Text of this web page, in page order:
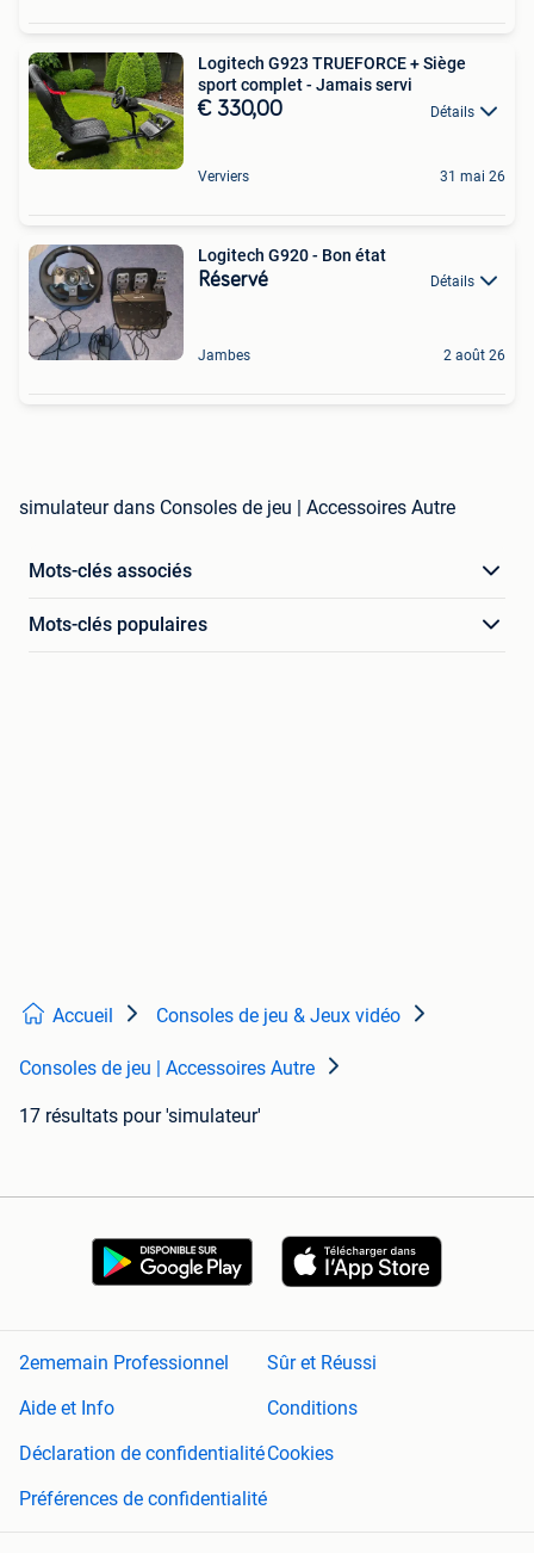
Logitech G923 TRUEFORCE + Siège
sport complet - Jamais servi
€ 330,00 Détails
Verviers 31 mai 26
Logitech G920 - Bon état
Réservé Détails
Jambes 2 août 26
simulateur dans Consoles de jeu | Accessoires Autre
Mots-clés associés
Mots-clés populaires
Accueil Consoles de jeu & Jeux vidéo
Consoles de jeu | Accessoires Autre
17 résultats pour 'simulateur'
2ememain Professionnel
Sûr et Réussi
Aide et Info
Conditions
Déclaration de confidentialitéCookies
Préférences de confidentialité